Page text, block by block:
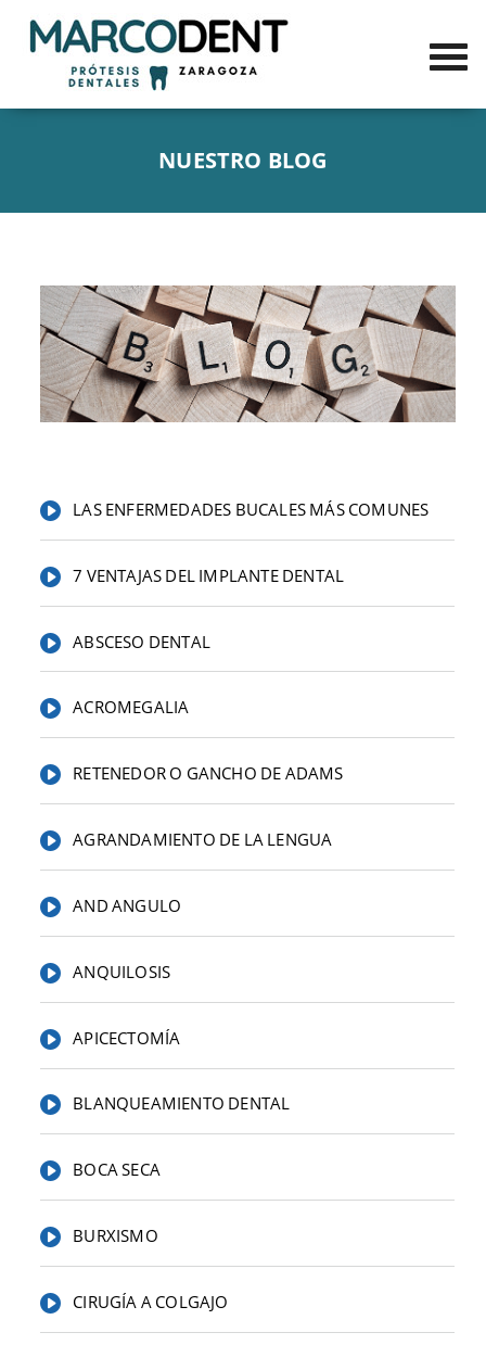
NUESTRO BLOG
LAS ENFERMEDADES BUCALES MÁS COMUNES
7 VENTAJAS DEL IMPLANTE DENTAL
ABSCESO DENTAL
ACROMEGALIA
RETENEDOR O GANCHO DE ADAMS
AGRANDAMIENTO DE LA LENGUA
AND ANGULO
ANQUILOSIS
APICECTOMÍA
BLANQUEAMIENTO DENTAL
BOCA SECA
BURXISMO
CIRUGÍA A COLGAJO